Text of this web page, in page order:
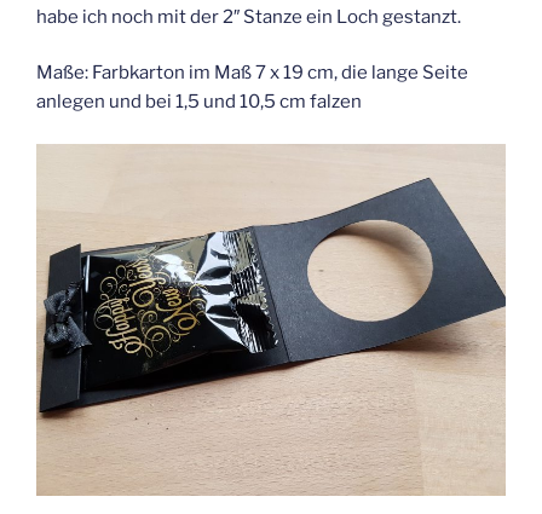
habe ich noch mit der 2″ Stanze ein Loch gestanzt.
Maße: Farbkarton im Maß 7 x 19 cm, die lange Seite
anlegen und bei 1,5 und 10,5 cm falzen